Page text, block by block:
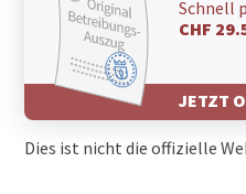
Schnell
CHF
JETZT
Dies ist nicht die offizielle